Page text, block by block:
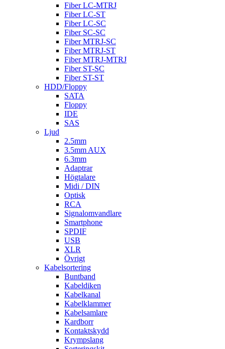
Fiber LC-MTRJ
Fiber LC-ST
Fiber LC-SC
Fiber SC-SC
Fiber MTRJ-SC
Fiber MTRJ-ST
Fiber MTRJ-MTRJ
Fiber ST-SC
Fiber ST-ST
HDD/Floppy
SATA
Floppy
IDE
SAS
Ljud
2.5mm
3.5mm AUX
6.3mm
Adaptrar
Högtalare
Midi / DIN
Optisk
RCA
Signalomvandlare
Smartphone
SPDIF
USB
XLR
Övrigt
Kabelsortering
Buntband
Kabeldiken
Kabelkanal
Kabelklammer
Kabelsamlare
Kardborr
Kontaktskydd
Krympslang